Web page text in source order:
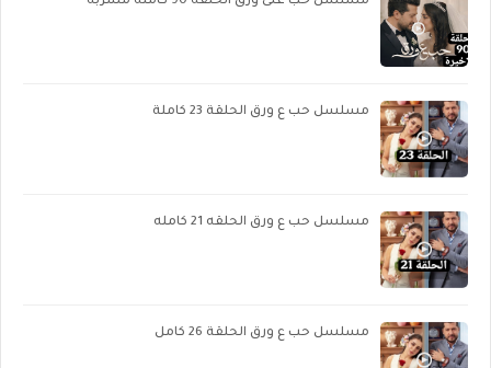
مسلسل حب ع ورق الحلقة 23 كاملة
مسلسل حب ع ورق الحلقه 21 كامله
مسلسل حب ع ورق الحلقة 26 كامل